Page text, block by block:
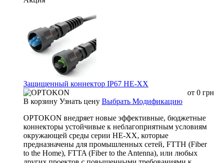
Защищенный коннектор IP67 HE-XX
от 0 грн
В корзину Узнать цену Выбрать Модификацию
OPTOKON внедряет новые эффективные, бюджетные
коннекторы устойчивые к неблагоприятным условиям
окружающей среды серии HE-XX, которые
предназначены для промышленных сетей, FTTH (Fiber
to the Home), FTTA (Fiber to the Antenna), или любых